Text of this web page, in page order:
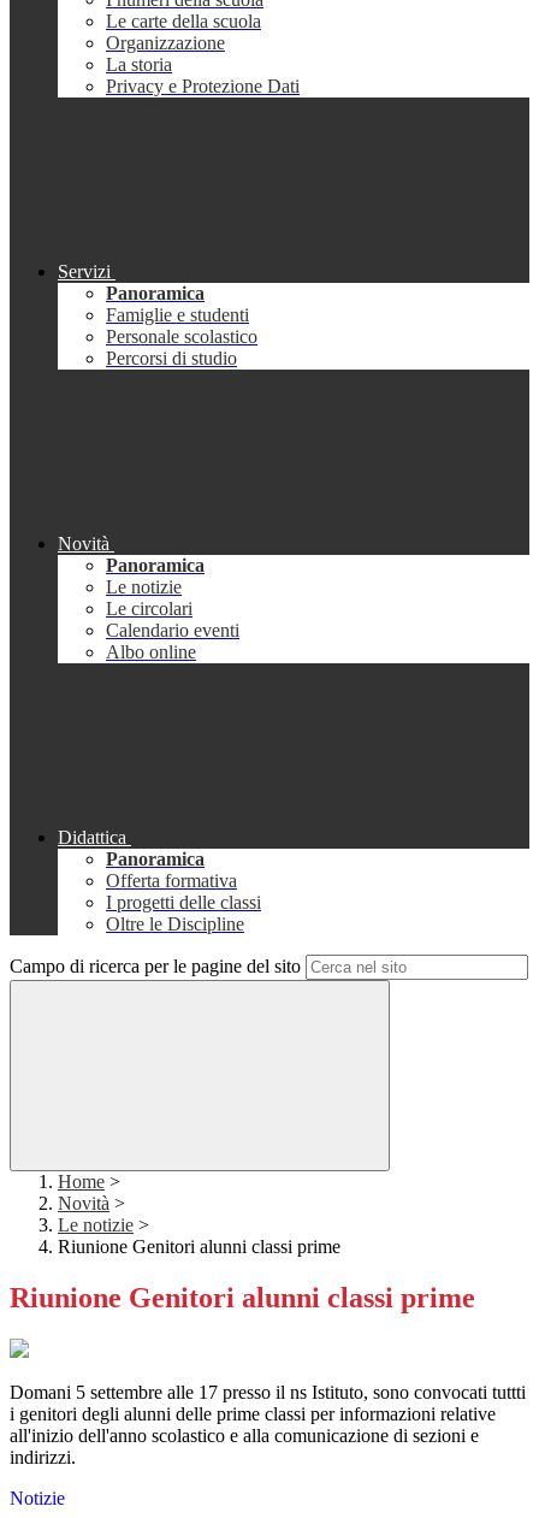
Le carte della scuola
Organizzazione
La storia
Privacy e Protezione Dati
Servizi
Panoramica
Famiglie e studenti
Personale scolastico
Percorsi di studio
Novità
Panoramica
Le notizie
Le circolari
Calendario eventi
Albo online
Didattica
Panoramica
Offerta formativa
I progetti delle classi
Oltre le Discipline
Campo di ricerca per le pagine del sito
Home >
Novità >
Le notizie >
Riunione Genitori alunni classi prime
Riunione Genitori alunni classi prime
Domani 5 settembre alle 17 presso il ns Istituto, sono convocati tuttti
i genitori degli alunni delle prime classi per informazioni relative
all'inizio dell'anno scolastico e alla comunicazione di sezioni e
indirizzi.
Notizie